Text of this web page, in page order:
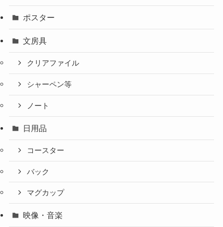
ポスター
文房具
クリアファイル
シャーペン等
ノート
日用品
コースター
バック
マグカップ
映像・音楽